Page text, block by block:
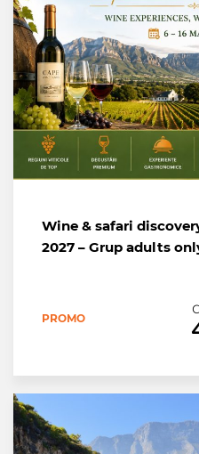
Wine & safari
2027 – Grup adults
PROMO